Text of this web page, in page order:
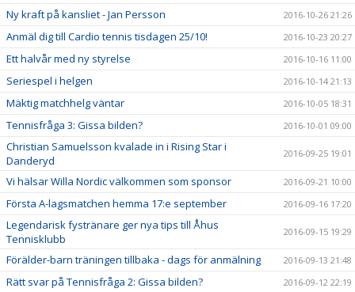
Ny kraft på kansliet - Jan Persson 2016-10-26 21:26
Anmäl dig till Cardio tennis tisdagen 25/10! 2016-10-23 20:27
Ett halvår med ny styrelse 2016-10-16 11:00
Seriespel i helgen 2016-10-14 21:13
Mäktig matchhelg väntar 2016-10-05 18:31
Tennisfråga 3: Gissa bilden? 2016-10-01 09:00
Christian Samuelsson kvalade in i Rising Star i
Danderyd
2016-09-25 19:01
Vi hälsar Willa Nordic välkommen som sponsor 2016-09-21 10:00
Första A-lagsmatchen hemma 17:e september 2016-09-16 17:20
Legendarisk fystränare ger nya tips till Åhus
Tennisklubb
2016-09-15 19:29
Förälder-barn träningen tillbaka - dags för anmälning 2016-09-13 21:48
Rätt svar på Tennisfråga 2: Gissa bilden? 2016-09-12 22:19